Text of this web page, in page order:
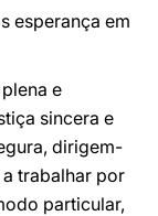
esperança em
e
sincera e
dirigem-
trabalhar por
particular,